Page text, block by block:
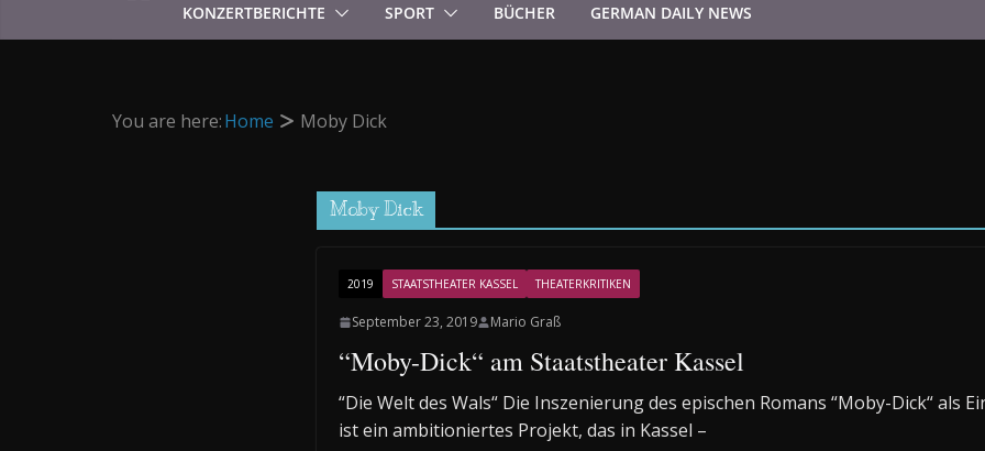
KONZERTBERICHTE SPORT BÜCHER GERMAN DAILY NEWS
You are here:Home Moby Dick
Moby Dick
2019 STAATSTHEATER KASSEL THEATERKRITIKEN
September 23, 2019 Mario Graß
“Moby-Dick“ am Staatstheater Kassel
“Die Welt des Wals“ Die Inszenierung des epischen Romans “Moby-Dick“ als
ist ein ambitioniertes Projekt, das in Kassel –